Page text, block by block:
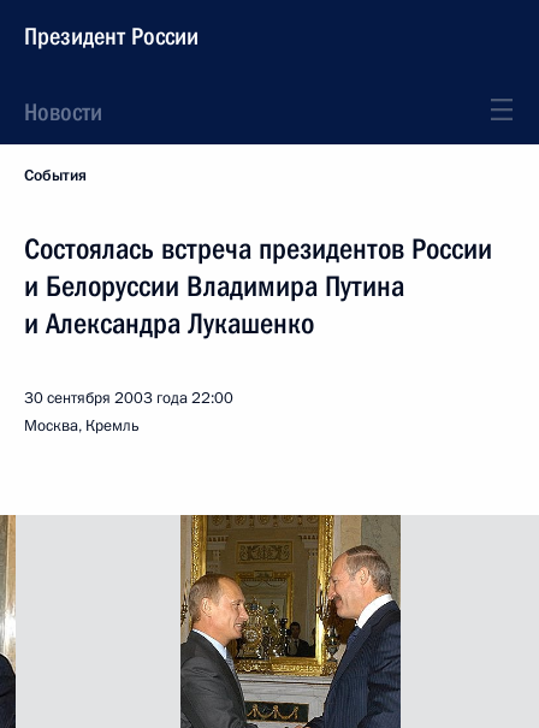
Президент России
Новости
События
Состоялась встреча президентов России
и Белоруссии Владимира Путина
и Александра Лукашенко
30 сентября 2003 года22:00
Москва, Кремль